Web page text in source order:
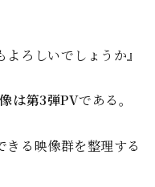
ろしいでしょうか』
は第3弾PVである。
る映像群を整理する